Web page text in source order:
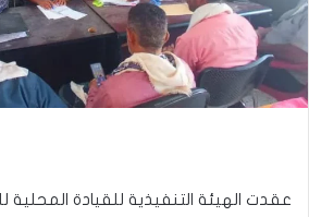
عقدت الهيئة التنفيذية للقيادة المحلية